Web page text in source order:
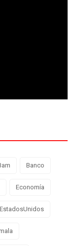
Banco
Economía
EstadosUnidos